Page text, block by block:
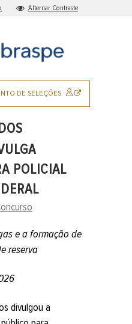
Alternar Contraste
DE SELEÇÕES SITE
EXTERNO
POLICIAL
e a formação de
reserva
divulgou a